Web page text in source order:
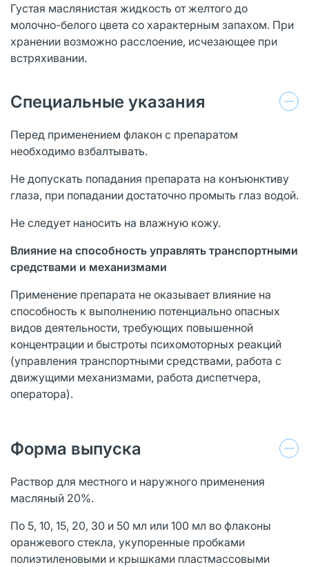
Густая маслянистая жидкость от желтого до
молочно-белого цвета со характерным запахом. При
хранении возможно расслоение, исчезающее при
встряхивании.
Специальные указания
Перед применением флакон с препаратом
необходимо взбалтывать.
Не допускать попадания препарата на конъюнктиву
глаза, при попадании достаточно промыть глаз водой.
Не следует наносить на влажную кожу.
Влияние на способность управлять транспортными
средствами и механизмами
Применение препарата не оказывает влияние на
способность к выполнению потенциально опасных
видов деятельности, требующих повышенной
концентрации и быстроты психомоторных реакций
(управления транспортными средствами, работа с
движущими механизмами, работа диспетчера,
оператора).
Форма выпуска
Раствор для местного и наружного применения
масляный 20%.
По 5, 10, 15, 20, 30 и 50 мл или 100 мл во флаконы
оранжевого стекла, укупоренные пробками
полиэтиленовыми и крышками пластмассовыми